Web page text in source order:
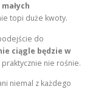
topi duże kwoty.
do
ciągle będzie w
nie rośnie.
niemal z każdego